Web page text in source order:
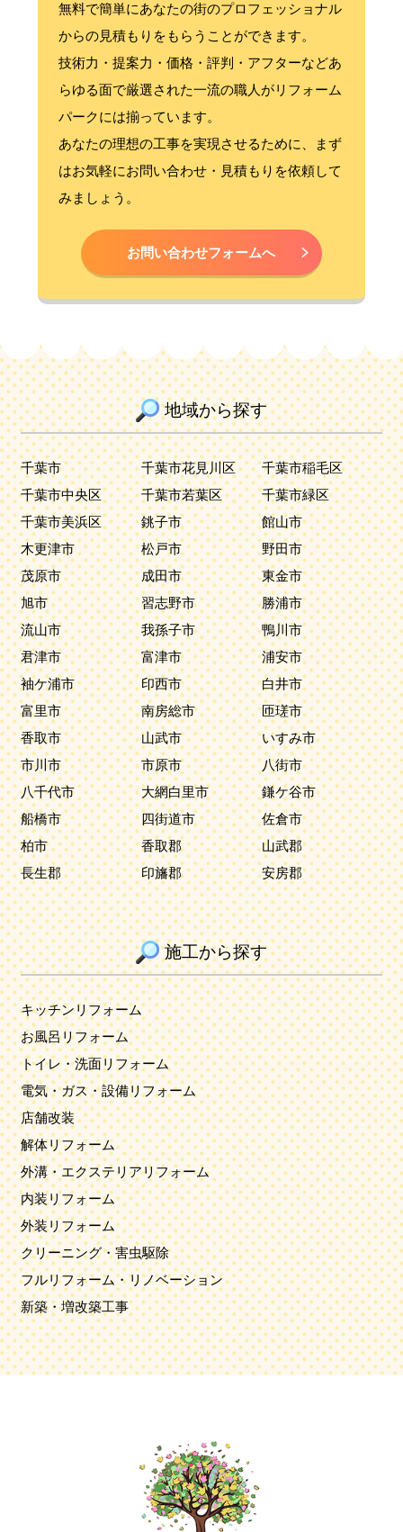
無料で簡単にあなたの街のプロフェッショナル
からの見積もりをもらうことができます。
技術力・提案力・価格・評判・アフターなどあ
らゆる面で厳選された一流の職人がリフォーム
パークには揃っています。
あなたの理想の工事を実現させるために、まず
はお気軽にお問い合わせ・見積もりを依頼して
みましょう。
お問い合わせフォームへ
地域から探す
千葉市 千葉市花見川区
千葉市稲毛区
千葉市中央区
千葉市若葉区
千葉市緑区
千葉市美浜区
銚子市
館山市
木更津市
松戸市
野田市
茂原市
成田市
東金市
旭市
習志野市
勝浦市
流山市
我孫子市
鴨川市
君津市
富津市
浦安市
袖ケ浦市
印西市
白井市
富里市
南房総市
匝瑳市
香取市
山武市
いすみ市
市川市
市原市
八街市
八千代市
大網白里市
鎌ケ谷市
船橋市
四街道市
佐倉市
柏市
香取郡
山武郡
長生郡
印旛郡 安房郡
施工から探す
キッチンリフォーム
お風呂リフォーム
トイレ・洗面リフォーム
電気・ガス・設備リフォーム
店舗改装
解体リフォーム
外溝・エクステリアリフォーム
内装リフォーム
外装リフォーム
クリーニング・害虫駆除
フルリフォーム・リノベーション
新築・増改築工事